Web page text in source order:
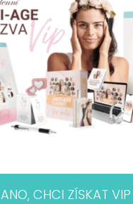
ANO, CHCI ZÍSKAT VIP